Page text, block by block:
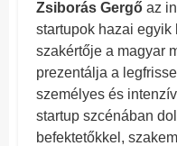
Zsiborás Gergő az
startupok hazai
szakértője a magyar
prezentálja a
személyes és
startup szcénában
befektetőkkel,